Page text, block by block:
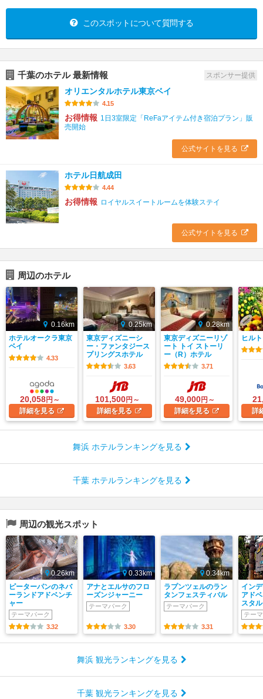
このスポットについて質問する
千葉のホテル 最新情報 スポンサー提供
オリエンタルホテル東京ベイ
4.15
お得情報 1日3室限定「ReFaアイテム付き宿泊プラン」販
売開始
公式サイトを見る
ホテル日航成田
4.44
お得情報 ロイヤルスイートルームを体験ステイ
公式サイトを見る
周辺のホテル
0.16km
ホテルオークラ東京
ベイ
4.33
20,058円～
詳細を見る
0.25km
東京ディズニーシ
ー・ファンタジース
プリングスホテル
3.63
101,500円～
詳細を見る
0.28km
東京ディズニーリゾ
ート トイ ストーリ
ー（R）ホテル
3.71
49,000円～
詳細を見る
ヒル
詳
舞浜 ホテルランキングを見る
千葉 ホテルランキングを見る
周辺の観光スポット
0.26km
ピーターパンのネバ
ーランドアドベンチ
ャー
テーマパーク
3.32
0.33km
アナとエルサのフロ
ーズンジャーニー
テーマパーク
3.30
0.34km
ラプンツェルのラン
タンフェスティバル
テーマパーク
3.31
イン
アド
スタ
テー
舞浜 観光ランキングを見る
千葉 観光ランキングを見る